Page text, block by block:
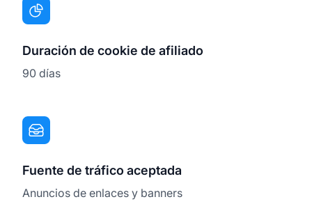
Duración de cookie de afiliado
90 días
Fuente de tráfico aceptada
Anuncios de enlaces y banners